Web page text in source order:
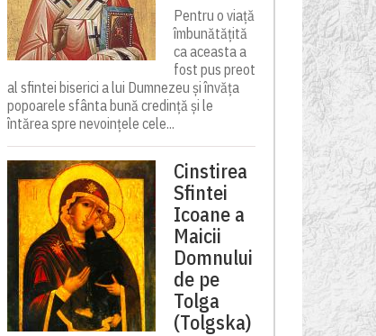
Pentru o viață
îmbunătățită
ca aceasta a
fost pus preot
al sfintei biserici a lui Dumnezeu și învăța
popoarele sfânta bună credință și le
întărea spre nevoințele cele...
Cinstirea
Sfintei
Icoane a
Maicii
Domnului
de pe
Tolga
(Tolgska)